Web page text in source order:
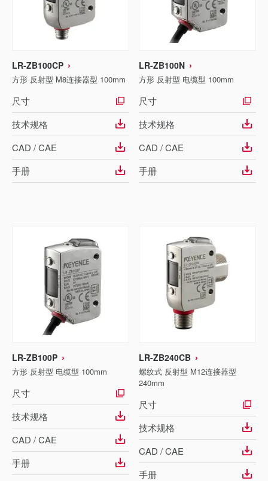
LR-ZB100CP
方形 反射型 M8连接器型 100mm
尺寸
技术规格
CAD / CAE
手册
LR-ZB100N
方形 反射型 电缆型 100mm
尺寸
技术规格
CAD / CAE
手册
LR-ZB100P
方形 反射型 电缆型 100mm
尺寸
技术规格
CAD / CAE
手册
LR-ZB240CB
螺纹式 反射型 M12连接器型
240mm
尺寸
技术规格
CAD / CAE
手册